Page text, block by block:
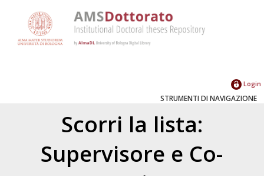
Login
STRUMENTI DI NAVIGAZIONE
Scorri la lista:
Supervisore e Co-